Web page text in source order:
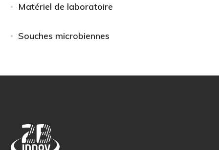
Matériel de laboratoire
Souches microbiennes